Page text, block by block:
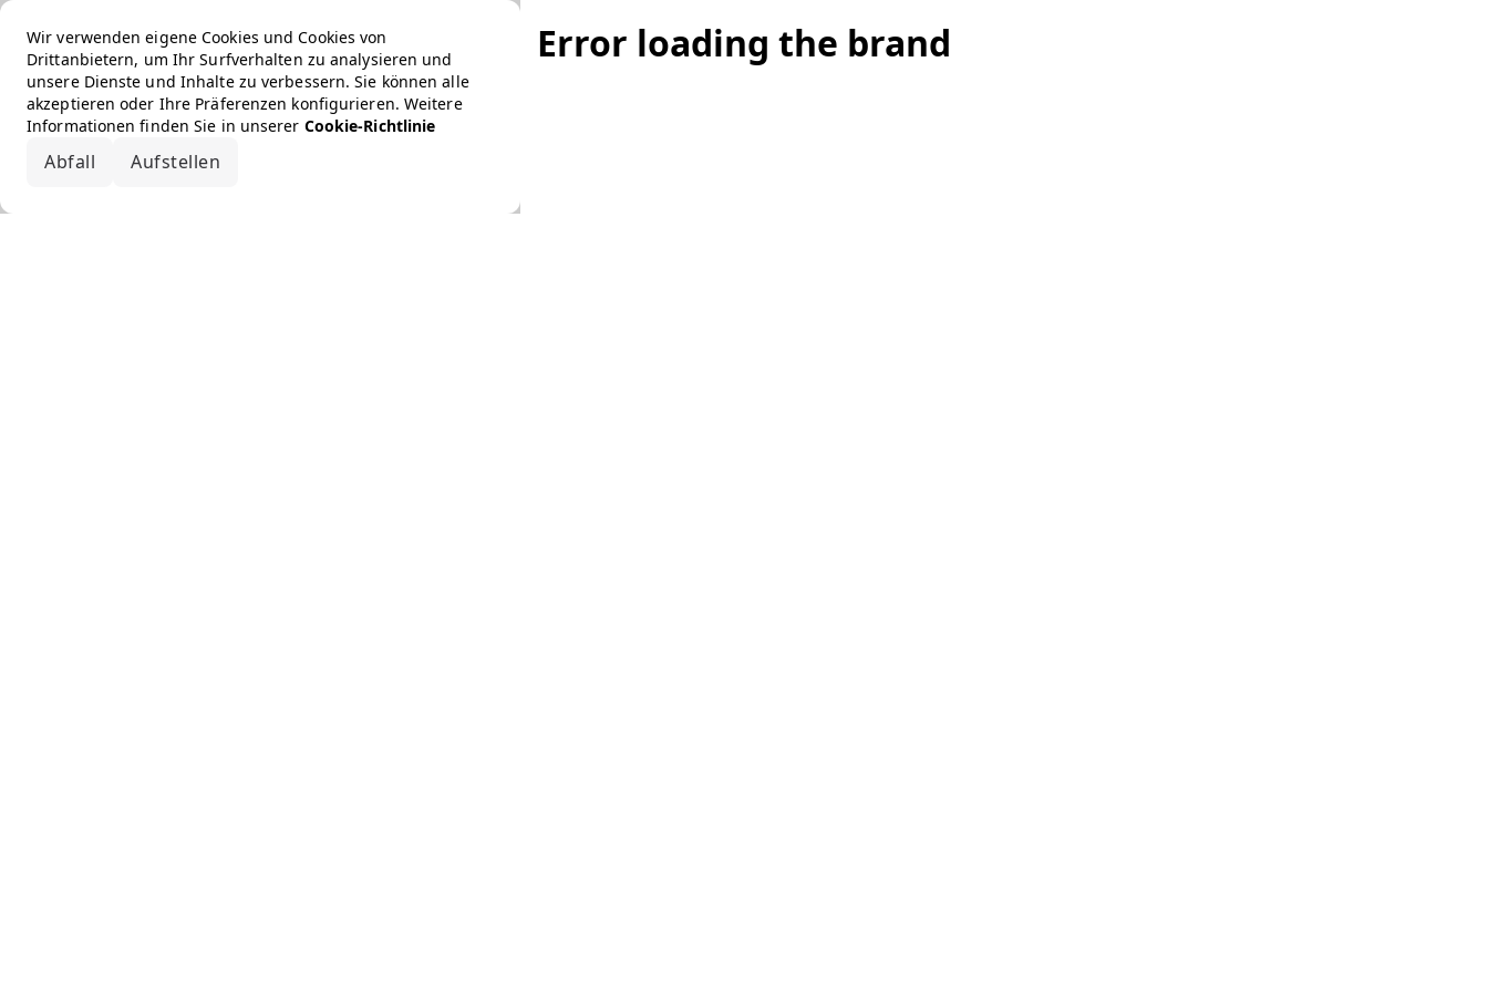
Wir verwenden eigene Cookies und Cookies von
Drittanbietern, um Ihr Surfverhalten zu analysieren und
unsere Dienste und Inhalte zu verbessern. Sie können alle
akzeptieren oder Ihre Präferenzen konfigurieren. Weitere
Informationen finden Sie in unserer Cookie-Richtlinie
Abfall Aufstellen
Error loading the brand